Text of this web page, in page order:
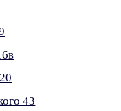
43